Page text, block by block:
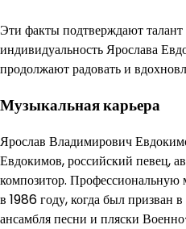
Эти факты подтверждают
индивидуальность Ярослава
продолжают радовать и
Музыкальная карьера
Ярослав Владимирович
Евдокимов, российский певец,
композитор. Профессиональную
в 1986 году, когда был призван
ансамбля песни и пляски